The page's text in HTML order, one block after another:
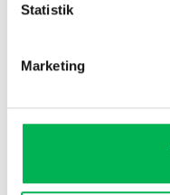
Statistik
Marketing
“Ravn” Fugleskræmmer